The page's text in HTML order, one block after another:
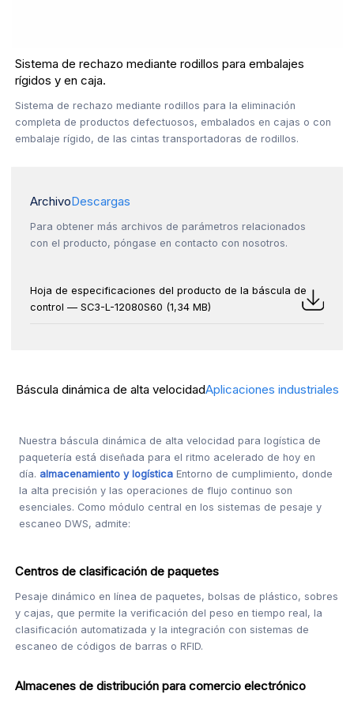
Sistema de rechazo mediante rodillos para embalajes
rígidos y en caja.
Sistema de rechazo mediante rodillos para la eliminación
completa de productos defectuosos, embalados en cajas o con
embalaje rígido, de las cintas transportadoras de rodillos.
ArchivoDescargas
Para obtener más archivos de parámetros relacionados
con el producto, póngase en contacto con nosotros.
Hoja de especificaciones del producto de la báscula de
control — SC3-L-12080S60 (1,34 MB)
Báscula dinámica de alta velocidadAplicaciones industriales
Nuestra báscula dinámica de alta velocidad para logística de
paquetería está diseñada para el ritmo acelerado de hoy en
día.almacenamiento y logística Entorno de cumplimiento, donde
la alta precisión y las operaciones de flujo continuo son
esenciales. Como módulo central en los sistemas de pesaje y
escaneo DWS, admite:
Centros de clasificación de paquetes
Pesaje dinámico en línea de paquetes, bolsas de plástico, sobres
y cajas, que permite la verificación del peso en tiempo real, la
clasificación automatizada y la integración con sistemas de
escaneo de códigos de barras o RFID.
Almacenes de distribución para comercio electrónico